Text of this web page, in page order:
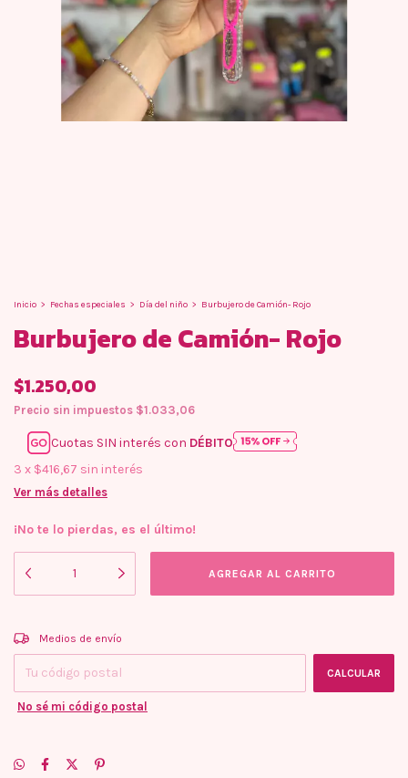
Inicio > Fechas especiales > Día del niño > Burbujero de Camión- Rojo
Burbujero de Camión- Rojo
$1.250,00
Precio sin impuestos $1.033,06
Cuotas SIN interés con DÉBITO
3 x $416,67 sin interés
Ver más detalles
¡No te lo pierdas, es el último!
Entregas para el CP:
Medios de envío
CALCULAR
No sé mi código postal